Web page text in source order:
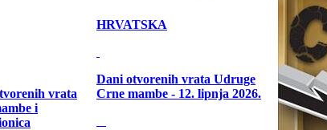
vrata
i
HRVATSKA
Dani otvorenih vrata Udruge
Crne mambe - 12. lipnja 2026.